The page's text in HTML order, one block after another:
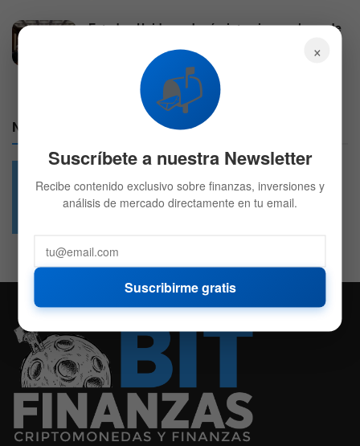
Estados Unidos y Japón intervienen el yen de
3 DE AGOSTO DE 2026 597
Nuestras Redes:
49.6k 4.7k
×
📬
Suscríbete a nuestra Newsletter
Recibe contenido exclusivo sobre finanzas, inversiones y
análisis de mercado directamente en tu email.
Suscribirme gratis